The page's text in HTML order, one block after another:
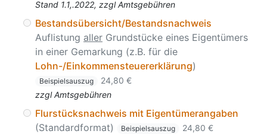
Stand 1.1,.2022, zzgl Amtsgebühren
Bestandsübersicht/Bestandsnachweis
Auflistung aller Grundstücke eines Eigentümers
in einer Gemarkung (z.B. für die
Lohn-/Einkommensteuererklärung)
Beispielsauszug
24,80 €
zzgl Amtsgebühren
Flurstücksnachweis mit Eigentümerangaben
(Standardformat)
Beispielsauszug
24,80 €